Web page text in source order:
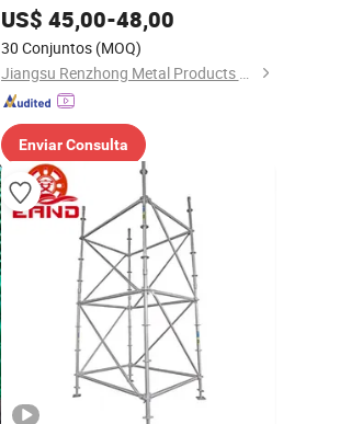
US$ 45,00-48,00
30 Conjuntos (MOQ)
Jiangsu Renzhong Metal Products Co., Ltd.
Enviar Consulta